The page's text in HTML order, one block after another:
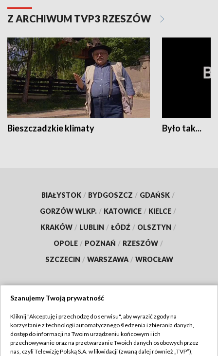
Z ARCHIWUM TVP3 RZESZÓW
Bieszczadzkie klimaty Było tak...
BIAŁYSTOK / BYDGOSZCZ / GDAŃSK /
GORZÓW WLKP. / KATOWICE / KIELCE /
KRAKÓW / LUBLIN / ŁÓDŹ / OLSZTYN /
OPOLE / POZNAŃ / RZESZÓW /
SZCZECIN / WARSZAWA / WROCŁAW
TVP
Abonament TVP
Regulamin TVP
Szanujemy Twoją prywatność
Kliknij "Akceptuję i przechodzę do serwisu", aby wyrazić zgody na
korzystanie z technologii automatycznego śledzenia i zbierania danych,
dostęp do informacji na Twoim urządzeniu końcowym i ich
przechowywanie oraz na przetwarzanie Twoich danych osobowych przez
nas, czyli Telewizję Polską S.A. w likwidacji (zwaną dalej również „TVP”),